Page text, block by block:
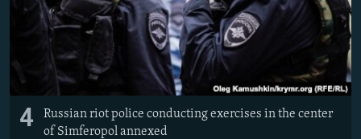
4
Russian riot police conducting exercises in the center
of Simferopol annexed